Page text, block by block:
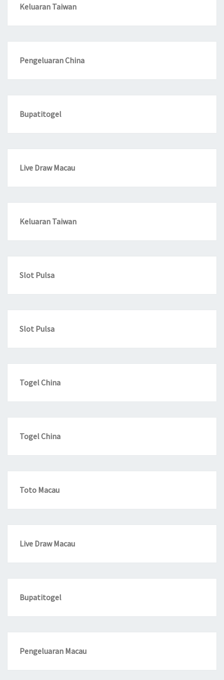
Keluaran Taiwan
Pengeluaran China
Bupatitogel
Live Draw Macau
Keluaran Taiwan
Slot Pulsa
Slot Pulsa
Togel China
Togel China
Toto Macau
Live Draw Macau
Bupatitogel
Pengeluaran Macau